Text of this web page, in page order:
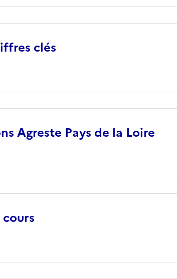
clés
Agreste Pays de la Loire